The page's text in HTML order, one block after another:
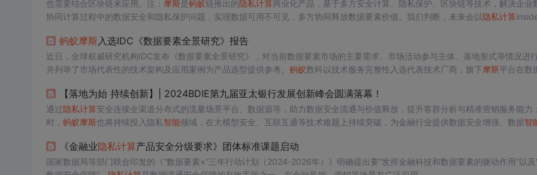
也需要结合区块链来应用。注： 摩斯是蚂蚁链推出的隐私计算商业化产品，基于多方安全计算、隐私保护、区块链等技术，解决企业
协同计算过程中的数据安全和隐私保护问题，实现数据可用不可见，多方协同释放数据要素价值。我们判断，未来会以隐私计算
基于医疗数据的多方数据的联合安全计算，实现一些联合的科研，比如疫情防控、学术论文的一些分析，这个通常使用FL的方式；
蚂蚁摩斯入选IDC《数据要素全景研究》报告
近日，全球权威研究机构IDC发布《数据要素全景研究》，对当前数据要素市场的主要需求、市场活动参与主体、落地形式等情况进
并列举了市场代表性的技术架构及应用案例为产品选型提供参考。 蚂蚁数科以技术服务完整性入选代表技术厂商，旗下摩斯平台在数
【落地为始 持续创新】| 2024BDIE第九届亚太银行发展创新峰会圆满落幕！
通过隐私计算安全连接全渠道分布式的流量场景平台、数据源等，助力数据安全流通与价值释放，提升客群分析与精准营销服务能力
时， 蚂蚁摩斯也将持续投入隐私智能领域，在大模型安全、互联互通等技术难题上持续突破，为金融行业提供数据安全增强、数据智
重压力从业务全局视角出发，聚焦业务&科技创新，共同探索破局之道，真正助力银行业稳定经营，实现高质量发展与转型！
《金融业隐私计算产品安全分级要求》团体标准课题启动
国家数据局等部门联合印发的《“数据要素×”三年行动计划（2024-2026年）》明确提出要“发挥金融科技和数据要素的驱动作用”以及